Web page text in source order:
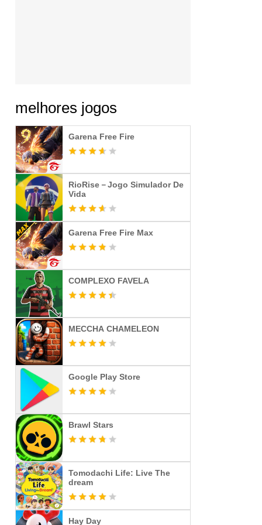
melhores jogos
Garena Free Fire
RioRise－Jogo Simulador De
Vida
Garena Free Fire Max
COMPLEXO FAVELA
MECCHA CHAMELEON
Google Play Store
Brawl Stars
Tomodachi Life: Live The
dream
Hay Day